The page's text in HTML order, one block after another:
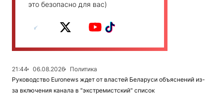
это безопасно для вас)
21:44 06.08.2026
Политика
Руководство Euronews ждет от властей Беларуси объяснений из-
за включения канала в "экстремистский" список